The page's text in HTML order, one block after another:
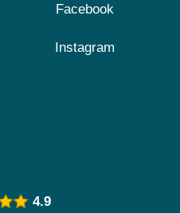
Facebook
Instagram
4.9